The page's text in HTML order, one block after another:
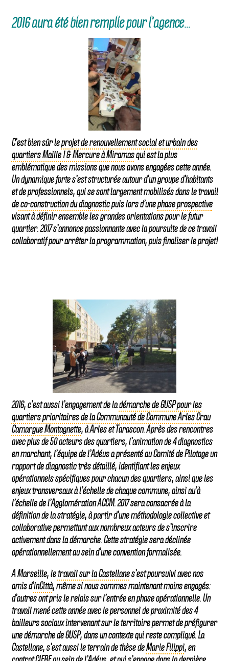
2016 aura été bien remplie pour l’agence…
C’est bien sûr leprojet de renouvellement social et urbain des
quartiers Maille 1 & Mercure à Miramasqui est la plus
emblématique des missions que nous avons engagées cette année.
Un dynamique forte s’est structurée autour d’un groupe d’habitants
et de professionnels, qui se sont largement mobilisés dans le travail
deco-construction du diagnosticpuis lors d’unephase prospective
visant à définir ensemble les grandes orientations pour le futur
quartier. 2017 s’annonce passionnante avec la poursuite de ce travail
collaboratif pour arrêter la programmation, puis finaliser le projet!
2016, c’est aussi l’engagement de ladémarche de GUSP pour les
quartiers prioritaires de la Communauté de Commune Arles Crau
Camargue Montagnette, à Arles et Tarascon. Après des rencontres
avec plus de 50 acteurs des quartiers, l’animation de 4 diagnostics
en marchant, l’équipe de l’Adéus a présenté au Comité de Pilotage un
rapport de diagnostic très détaillé, identifiant les enjeux
opérationnels spécifiques pour chacun des quartiers, ainsi que les
enjeux transversaux à l’échelle de chaque commune, ainsi au’à
l’échelle de l’Agglomération ACCM. 2017 sera consacrée à la
définition de la stratégie, à partir d’une méthodologie collective et
collaborative permettant aux nombreux acteurs de s’inscrire
activement dans la démarche. Cette stratégie sera déclinée
opérationnellement au sein d’une convention formalisée.
A Marseille, letravail sur la Castellanes’est poursuivi avec nos
amis d’inCittà, même si nous sommes maintenant moins engagés:
d’autres ont pris le relais sur l’entrée en phase opérationnelle. Un
travail mené cette année avec le personnel de proximité des 4
bailleurs sociaux intervenant sur le territoire permet de préfigurer
une démarche de GUSP, dans un contexte qui reste compliqué. La
Castellane, s’est aussi le terrain de thèse deMarie Filippi, en